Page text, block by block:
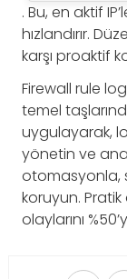
. Bu, en aktif
hızlandırır.
karşı proaktif
Firewall rule
temel
uygulayarak,
yönetin ve
otomasyonla,
koruyun.
olaylarını